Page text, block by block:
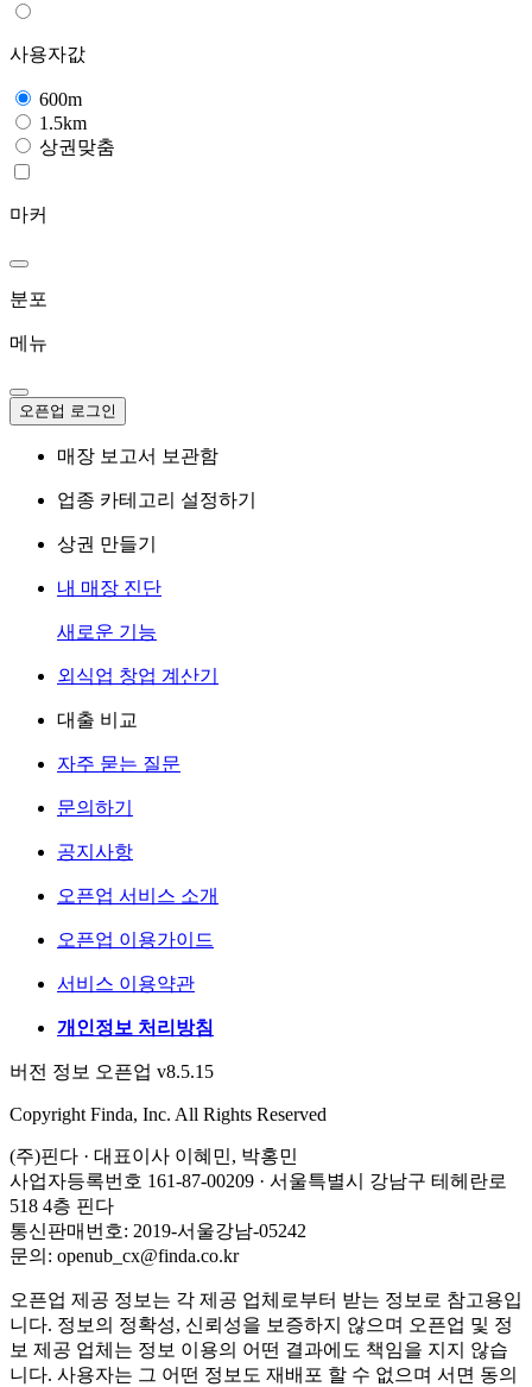
사용자값
600m
1.5km
상권맞춤
마커
분포
메뉴
오픈업 로그인
매장 보고서 보관함
업종 카테고리 설정하기
상권 만들기
내 매장 진단
새로운 기능
외식업 창업 계산기
대출 비교
자주 묻는 질문
문의하기
공지사항
오픈업 서비스 소개
오픈업 이용가이드
서비스 이용약관
개인정보 처리방침
버전 정보 오픈업 v8.5.15
Copyright Finda, Inc. All Rights Reserved
(주)핀다 · 대표이사 이혜민, 박홍민
사업자등록번호 161-87-00209 · 서울특별시 강남구 테헤란로
518 4층 핀다
통신판매번호: 2019-서울강남-05242
문의: openub_cx@finda.co.kr
오픈업 제공 정보는 각 제공 업체로부터 받는 정보로 참고용입
니다. 정보의 정확성, 신뢰성을 보증하지 않으며 오픈업 및 정
보 제공 업체는 정보 이용의 어떤 결과에도 책임을 지지 않습
니다. 사용자는 그 어떤 정보도 재배포 할 수 없으며 서면 동의